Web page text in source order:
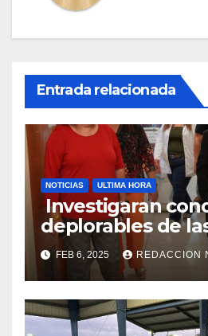
Entrada relacionada
NOTICIAS ULTIMA HORA
Investigaran
deplorables de
facilidades el
de la Salud en
FEB 6, 2025 REDACCION